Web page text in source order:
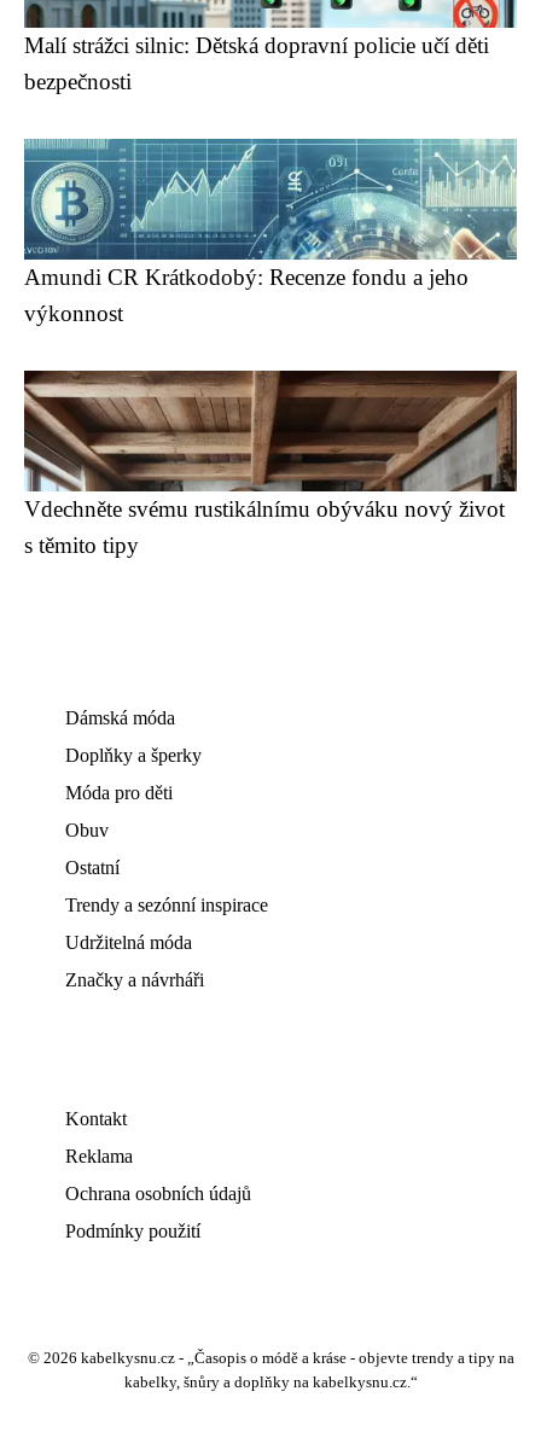
Malí strážci silnic: Dětská dopravní policie učí děti
bezpečnosti
Amundi CR Krátkodobý: Recenze fondu a jeho
výkonnost
Vdechněte svému rustikálnímu obýváku nový život
s těmito tipy
Dámská móda
Doplňky a šperky
Móda pro děti
Obuv
Ostatní
Trendy a sezónní inspirace
Udržitelná móda
Značky a návrháři
Kontakt
Reklama
Ochrana osobních údajů
Podmínky použití
© 2026 kabelkysnu.cz - „Časopis o módě a kráse - objevte trendy a tipy na
kabelky, šnůry a doplňky na kabelkysnu.cz.“